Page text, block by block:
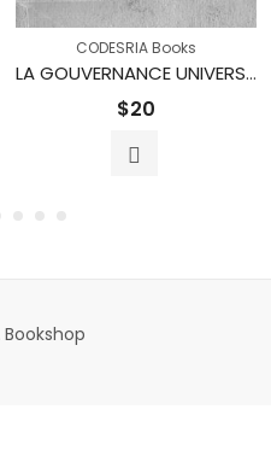
CODESRIA Books
LA GOUVERNANCE UNIVERSITAIRE : Une expérience africaine
$20
Bookshop